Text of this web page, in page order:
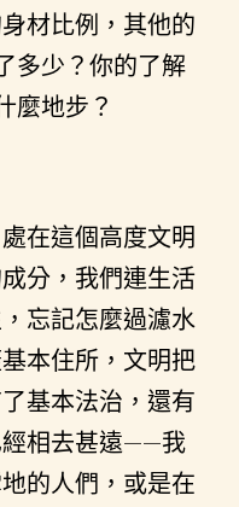
材比例，其他的
多少？你的了解
麼地步？
在這個高度文明
分，我們連生活
忘記怎麼過濾水
本住所，文明把
基本法治，還有
經相去甚遠——我
的人們，或是在